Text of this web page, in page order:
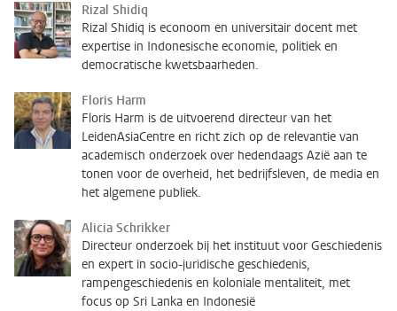
Rizal Shidiq
Rizal Shidiq is econoom en universitair docent met
expertise in Indonesische economie, politiek en
democratische kwetsbaarheden.
Floris Harm
Floris Harm is de uitvoerend directeur van het
LeidenAsiaCentre en richt zich op de relevantie van
academisch onderzoek over hedendaags Azië aan te
tonen voor de overheid, het bedrijfsleven, de media en
het algemene publiek.
Alicia Schrikker
Directeur onderzoek bij het instituut voor Geschiedenis
en expert in socio-juridische geschiedenis,
rampengeschiedenis en koloniale mentaliteit, met
focus op Sri Lanka en Indonesië